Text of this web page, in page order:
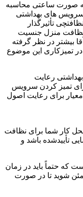
صورت ساعتی محاسبه
های بهداشتی
تأثیرگذار
منزل جنسیت
بیشتر در نظر گرفته
تمیزکاری این موضوع
رعایت
تمیز کردن سرویس
برای رعایت اصول
کار شما برای نظافت
تأییدشده باشد و
که حتماً باید در زمان
شوید تا در صورت